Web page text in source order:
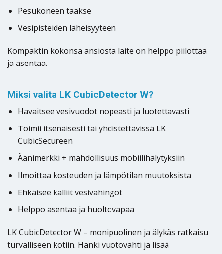
Pesukoneen taakse
Vesipisteiden läheisyyteen
Kompaktin kokonsa ansiosta laite on helppo piilottaa
ja asentaa.
Miksi valita LK CubicDetector W?
Havaitsee vesivuodot nopeasti ja luotettavasti
Toimii itsenäisesti tai yhdistettävissä LK
CubicSecureen
Äänimerkki + mahdollisuus mobiilihälytyksiin
Ilmoittaa kosteuden ja lämpötilan muutoksista
Ehkäisee kalliit vesivahingot
Helppo asentaa ja huoltovapaa
LK CubicDetector W – monipuolinen ja älykäs ratkaisu
turvalliseen kotiin. Hanki vuotovahti ja lisää